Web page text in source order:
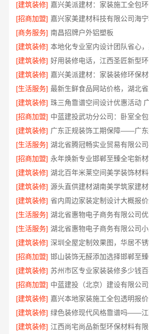
[建筑装修] 嘉兴美派建材：家装施工全包
[招商加盟] 嘉兴家美建材科技有限公司海
[商务服务] 南昌招牌户外铝塑板
[建筑装修]
[建筑装修] 好用装修电话，江西圣匠新型
[建筑装修] 嘉兴美派建材：家装装修环保
[生活服务]
[建筑装修]
[招商加盟] 中蓝建投武功分公司：卧室全
[建筑装修]
[生活服务]
[招商加盟] 永年焕新专业邯郸至臻全宅新
[建筑装修]
[建筑装修] 源头直供建材湖南美学筑家建
[建筑装修]
[生活服务]
[生活服务]
[建筑装修] 深圳全屋定制效果图，华居不
[招商加盟]
[建筑装修] 苏州市区专业家装装修多少钱
[招商加盟]
[建筑装修] 嘉兴本地家装施工全包透明报
[建筑装修]
[建筑装修]